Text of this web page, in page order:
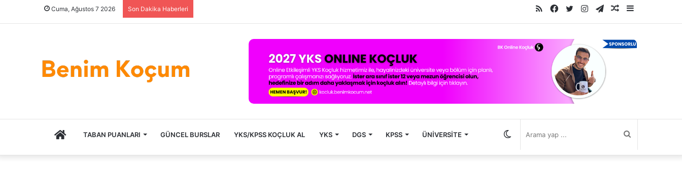
Cuma, Ağustos 7 2026 Son Dakika Haberleri
Kenar
Bölmesi
Rastgele
Makale
Telegram
Instagram
Twitter
Facebook
RSS
ANASAYFATABAN PUANLARI GÜNCEL BURSLAR YKS/KPSS KOÇLUK AL YKS DGS KPSS ÜNIVERSITE